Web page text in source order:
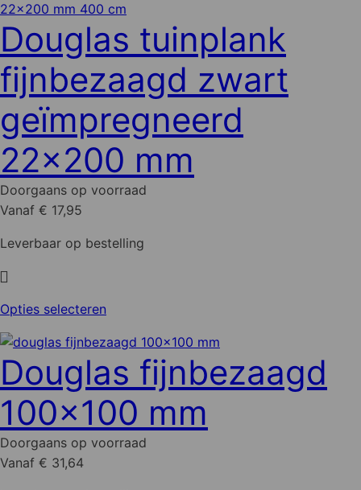
Douglas tuinplank
fijnbezaagd zwart
geïmpregneerd
22x200 mm
Doorgaans op voorraad
Vanaf € 17,95
Leverbaar op bestelling
Opties selecteren
heeft
meerdere
variaties.
Deze
optie
kan
Douglas fijnbezaagd
100x100 mm
Doorgaans op voorraad
Vanaf € 31,64